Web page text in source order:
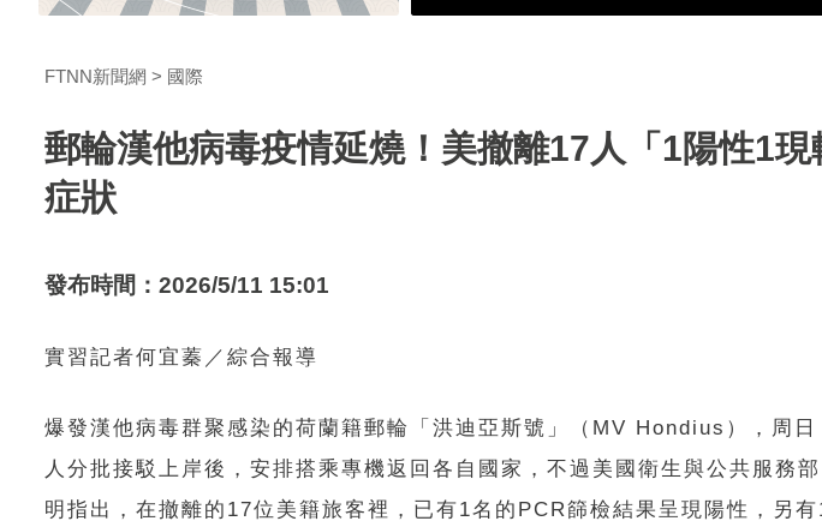
FTNN新聞網 國際
郵輪漢他病毒疫情延燒！美撤離17人「1陽性1
症狀
發布時間：2026/5/11 15:01
實習記者何宜蓁／綜合報導
爆發漢他病毒群聚感染的荷蘭籍郵輪「洪迪亞斯號」（MV Hondius），周
人分批接駁上岸後，安排搭乘專機返回各自國家，不過美國衛生與公共服務
明指出，在撤離的17位美籍旅客裡，已有1名的PCR篩檢結果呈現陽性，另